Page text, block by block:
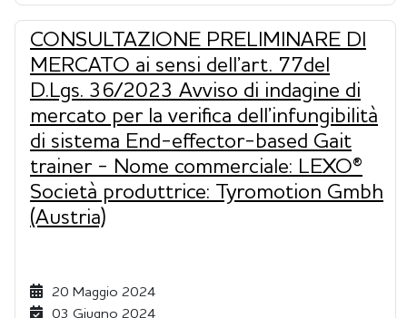
CONSULTAZIONE PRELIMINARE DI
MERCATO ai sensi dell’art. 77del
D.Lgs. 36/2023 Avviso di indagine di
mercato per la verifica dell’infungibilità
di sistema End-effector-based Gait
trainer - Nome commerciale: LEXO®
Società produttrice: Tyromotion Gmbh
(Austria)
20 Maggio 2024
03 Giugno 2024